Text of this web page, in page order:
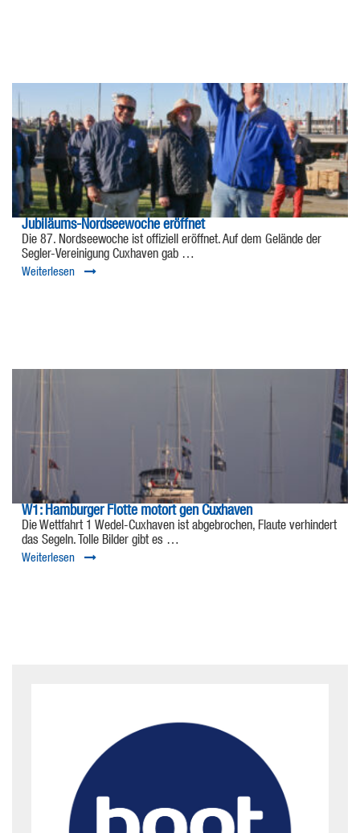
Jubiläums-Nordseewoche eröffnet
Die 87. Nordseewoche ist offiziell eröffnet. Auf dem Gelände der
Segler-Vereinigung Cuxhaven gab …
Weiterlesen
W1: Hamburger Flotte motort gen Cuxhaven
Die Wettfahrt 1 Wedel-Cuxhaven ist abgebrochen, Flaute verhindert
das Segeln. Tolle Bilder gibt es …
Weiterlesen